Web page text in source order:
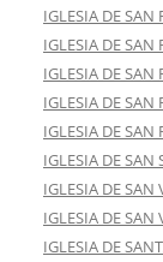
IGLESIA DE SAN
IGLESIA DE SAN
IGLESIA DE SAN
IGLESIA DE SAN
IGLESIA DE SAN
IGLESIA DE SAN
IGLESIA DE SAN
IGLESIA DE SAN
IGLESIA DE